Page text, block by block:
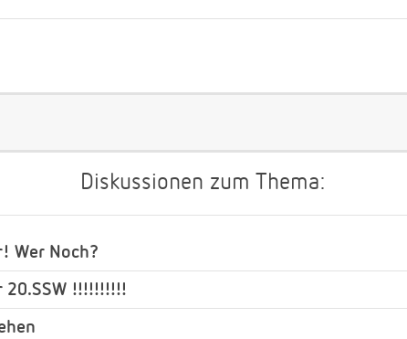
Diskussionen zum Thema:
Wer Noch?
20.SSW !!!!!!!!!!